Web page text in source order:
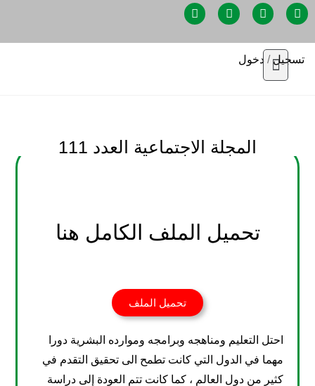
تسجيل/دخول
المجلة الاجتماعية العدد 111
تحميل الملف الكامل هنا
تحميل الملف
احتل التعليم ومناهجه وبرامجه وموارده البشرية دورا
مهما في الدول التي كانت تطمح الى تحقيق التقدم في
كثير من دول العالم ، كما كانت تتم العودة إلى دراسة